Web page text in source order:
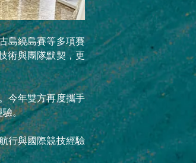
島繞島賽等多項賽
術與團隊默契，更
今年雙方再度攜手
驗。
行與國際競技經驗